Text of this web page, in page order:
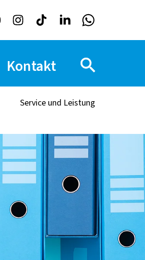
Kontakt
Service und Leistung